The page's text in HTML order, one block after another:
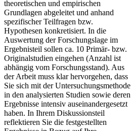
theoretischen und empirischen
Grundlagen abgeleitet und anhand
spezifischer Teilfragen bzw.
Hypothesen konkretisiert. In die
Auswertung der Forschungslage im
Ergebnisteil sollen ca. 10 Primär- bzw.
Originalstudien eingehen (Anzahl ist
abhängig vom Forschungsstand). Aus
der Arbeit muss klar hervorgehen, dass
Sie sich mit der Untersuchungsmethode
in den analysierten Studien sowie deren
Ergebnisse intensiv auseinandergesetzt
haben. In Ihrem Diskussionsteil
reflektieren Sie die festgestellten